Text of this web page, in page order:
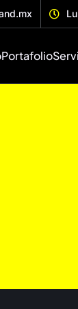
Portafolio